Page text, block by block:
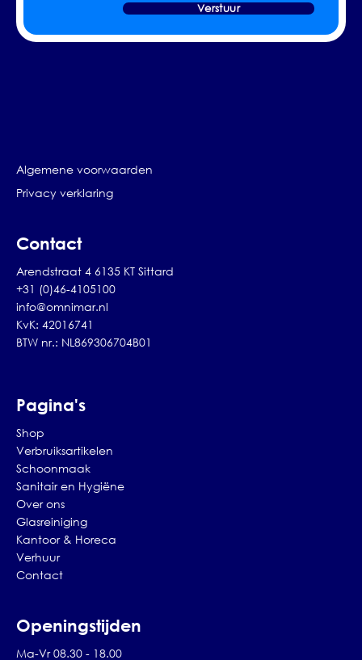
Verstuur
Algemene voorwaarden
Privacy verklaring
Contact
Arendstraat 4 6135 KT Sittard
+31 (0)46-4105100
info@omnimar.nl
KvK: 42016741
BTW nr.: NL869306704B01
Pagina's
Shop
Verbruiksartikelen
Schoonmaak
Sanitair en Hygiëne
Over ons
Glasreiniging
Kantoor & Horeca
Verhuur
Contact
Openingstijden
Ma-Vr 08.30 - 18.00